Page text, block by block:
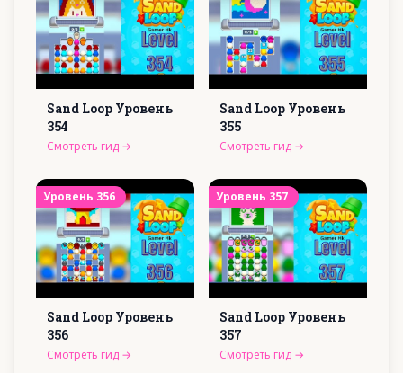
Sand Loop Уровень
354
Смотреть гид →
Sand Loop Уровень
355
Смотреть гид →
Уровень 356
Sand Loop Уровень
356
Смотреть гид →
Уровень 357
Sand Loop Уровень
357
Смотреть гид →